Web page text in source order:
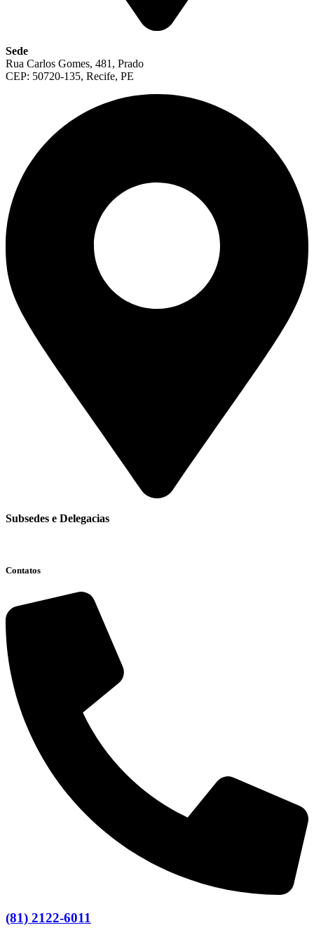
Sede
Rua Carlos Gomes, 481, Prado
CEP: 50720-135, Recife, PE
Subsedes e Delegacias
Contatos
(81) 2122-6011